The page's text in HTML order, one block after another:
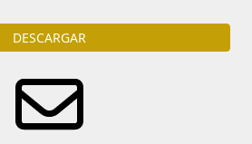
DESCARGAR